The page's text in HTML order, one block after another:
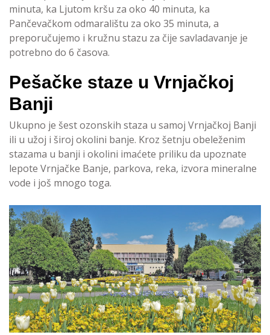
minuta, ka Ljutom kršu za oko 40 minuta, ka
Pančevačkom odmaralištu za oko 35 minuta, a
preporučujemo i kružnu stazu za čije savladavanje je
potrebno do 6 časova.
Pešačke staze u Vrnjačkoj
Banji
Ukupno je šest ozonskih staza u samoj Vrnjačkoj Banji
ili u užoj i široj okolini banje. Kroz šetnju obeleženim
stazama u banji i okolini imaćete priliku da upoznate
lepote Vrnjačke Banje, parkova, reka, izvora mineralne
vode i još mnogo toga.